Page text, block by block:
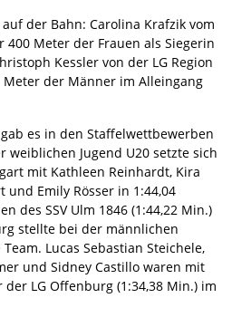
der Bahn: Carolina Krafzik vom
400 Meter der Frauen als Siegerin
Kessler von der LG Region
der Männer im Alleingang
es in den Staffelwettbewerben
weiblichen Jugend U20 setzte sich
mit Kathleen Reinhardt, Kira
und Emily Rösser in 1:44,04
des SSV Ulm 1846 (1:44,22 Min.)
stellte bei der männlichen
Lucas Sebastian Steichele,
und Sidney Castillo waren mit
LG Offenburg (1:34,38 Min.) im